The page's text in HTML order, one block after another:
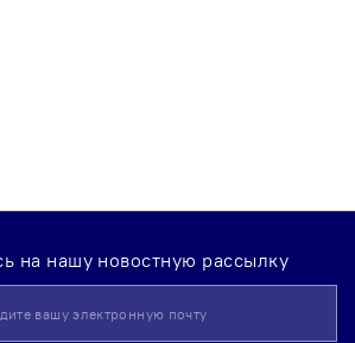
на нашу новостную рассылку
Up